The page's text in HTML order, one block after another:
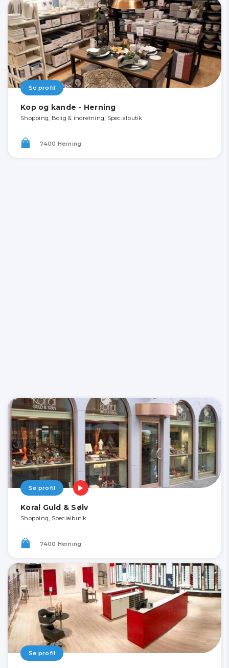
Se profil
Kop og kande - Herning
Shopping, Bolig & indretning, Specialbutik
7400 Herning
Se profil
Koral Guld & Sølv
Shopping, Specialbutik
7400 Herning
Se profil